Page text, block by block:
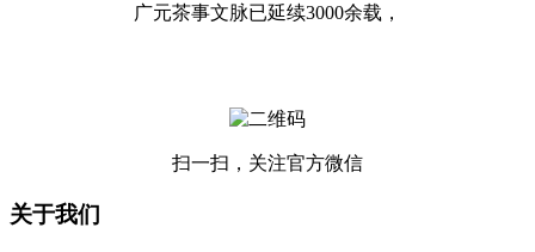
广元茶事文脉已延续3000余载，
扫一扫，关注官方微信
关于我们